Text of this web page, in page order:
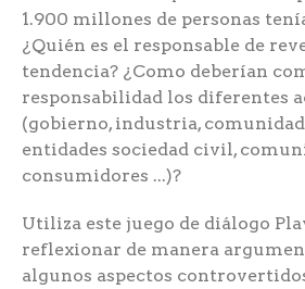
1.900 millones de personas
¿Quién es el responsable de
tendencia? ¿Como deberían
responsabilidad los diferentes
(gobierno, industria,
entidades sociedad civil,
consumidores ...)?
Utiliza este juego de diálogo
reflexionar de manera
algunos aspectos